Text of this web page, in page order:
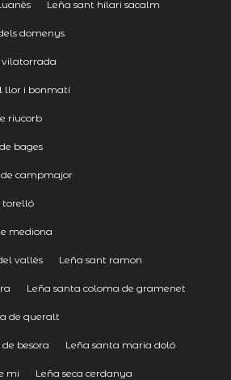
Leña sant hilari sacalm
domenys
vilatorrada
llor i bonmatí
riucorb
bages
campmajor
torelló
mediona
vallès Leña sant ramon
Leña santa coloma de gramenet
de queralt
besora Leña santa maria doló
mi Leña seca cerdanya